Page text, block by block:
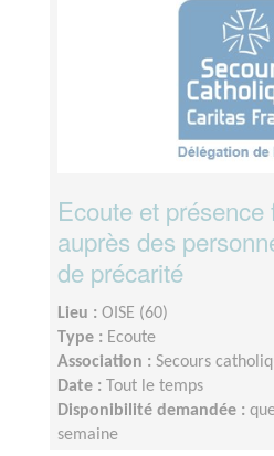
Ecoute et présence
auprès des
de précarité
Lieu : OISE (60)
Type : Ecoute
Association : Secours
Date :
Tout le temps
Disponibilité demandée :
semaine